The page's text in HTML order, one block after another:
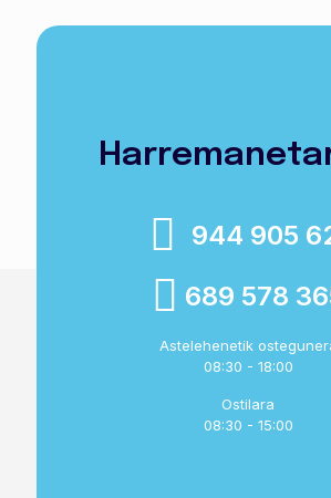
944 905
689 578
Astelehenetik
08:30 - 18:00
Ostilara
08:30 - 15:00